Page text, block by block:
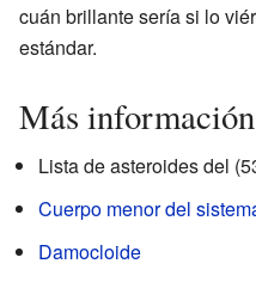
cuán brillante sería si lo
estándar.
Más información
Lista de asteroides del
Cuerpo menor del
Damocloide